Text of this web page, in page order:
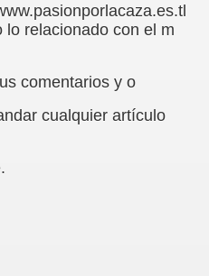
relacionado con el m
comentarios y o
cualquier artículo